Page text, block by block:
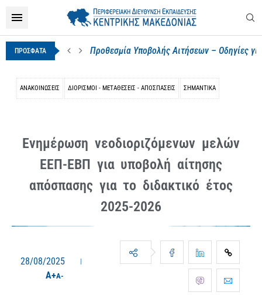
ΠΡΟΣΦΑΤΑ Προθεσμία Υποβολής Αιτήσεων – Οδηγίες
ΑΝΑΚΟΙΝΩΣΕΙΣ ΔΙΟΡΙΣΜΟΊ - ΜΕΤΑΘΈΣΕΙΣ - ΑΠΟΣΠΆΣΕΙΣ ΣΗΜΑΝΤΙΚΑ
Ενημέρωση νεοδιοριζόμενων μελών
ΕΕΠ-ΕΒΠ για υποβολή αίτησης
απόσπασης για το διδακτικό έτος
2025-2026
28/08/2025
A+A-